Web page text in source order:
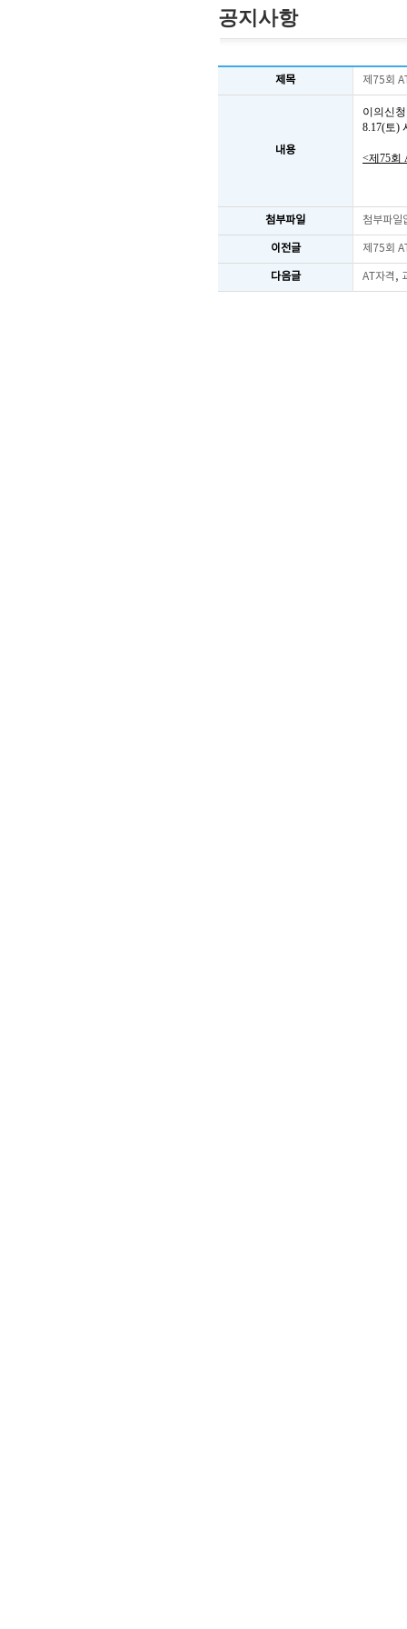
공지사항
제목 제75회
내용
이의신
8.17(토)
<제75회
첨부파일 첨부파일
이전글 제75회
다음글 AT자격,